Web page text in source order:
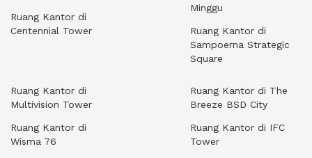
Ruang Kantor di
Centennial Tower
Minggu
Ruang Kantor di
Sampoerna Strategic
Square
Ruang Kantor di
Multivision Tower
Ruang Kantor di
Wisma 76
Ruang Kantor di The
Breeze BSD City
Ruang Kantor di IFC
Tower